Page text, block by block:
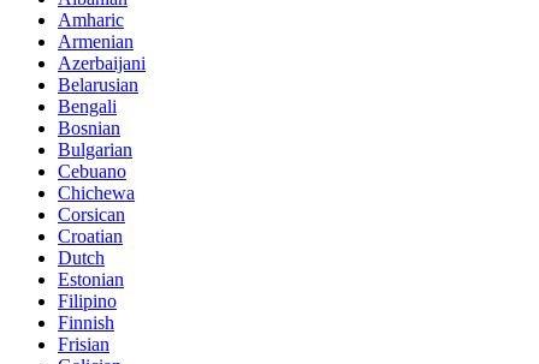
Amharic
Armenian
Azerbaijani
Belarusian
Bengali
Bosnian
Bulgarian
Cebuano
Chichewa
Corsican
Croatian
Dutch
Estonian
Filipino
Finnish
Frisian